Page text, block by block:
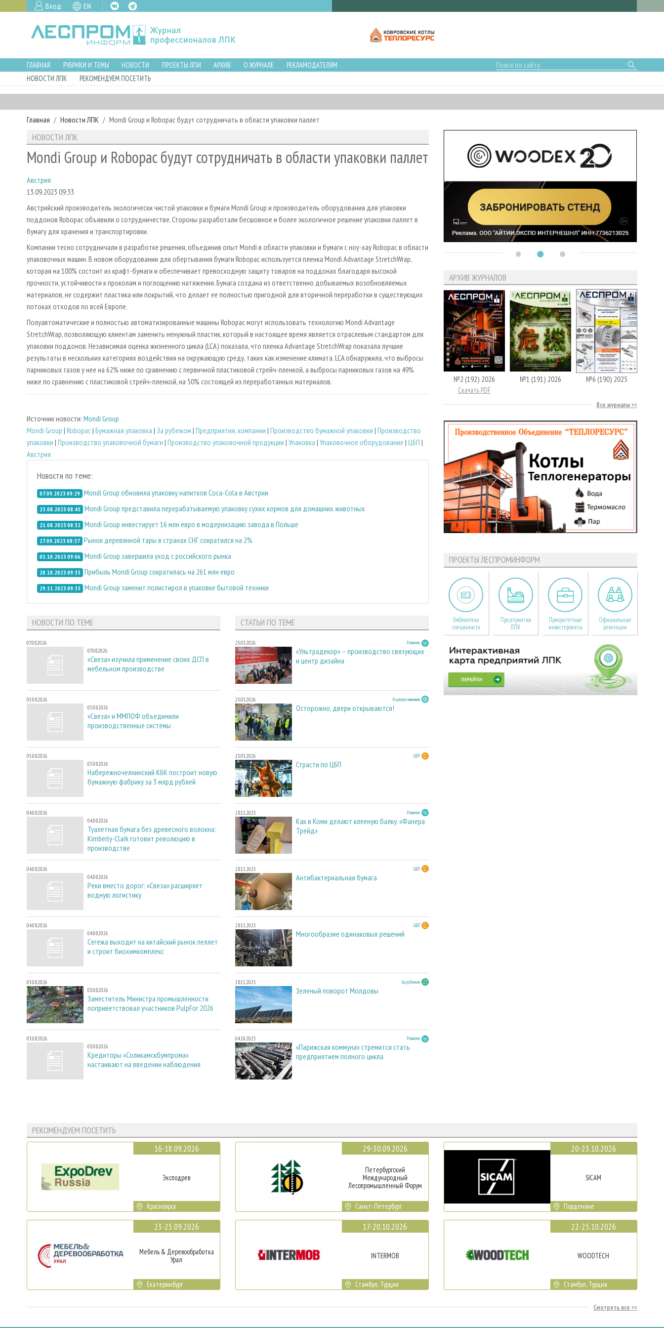
Вход EN
ГЛАВНАЯ РУБРИКИ И ТЕМЫ НОВОСТИ ПРОЕКТЫ ЛПИ АРХИВ О ЖУРНАЛЕ
РЕКЛАМОДАТЕЛЯМ
НОВОСТИ ЛПК
РЕКОМЕНДУЕМ ПОСЕТИТЬ
Главная Новости ЛПК Mondi Group и Robopac будут сотрудничать в области упаковки паллет
НОВОСТИ ЛПК
Mondi Group и Robopac будут сотрудничать в области упаковки паллет
Австрия
13.09.2023 09:33
Австрийский производитель экологически чистой упаковки и бумаги Mondi Group и производитель оборудования для упаковки
поддонов Robopac объявили о сотрудничестве. Стороны разработали бесшовное и более экологичное решение упаковки паллет в
бумагу для хранения и транспортировки.
Компании тесно сотрудничали в разработке решения, объединив опыт Mondi в области упаковки и бумаги с ноу-хау Robopac в области
упаковочных машин. В новом оборудовании для обертывания бумаги Robopac используется пленка Mondi Advantage StretchWrap,
которая на 100% состоит из крафт-бумаги и обеспечивает превосходную защиту товаров на поддонах благодаря высокой
прочности, устойчивости к проколам и поглощению натяжения. Бумага создана из ответственно добываемых возобновляемых
материалов, не содержит пластика или покрытий, что делает ее полностью пригодной для вторичной переработки в существующих
потоках отходов по всей Европе.
Полуавтоматические и полностью автоматизированные машины Robopac могут использовать технологию Mondi Advantage
StretchWrap, позволяющую клиентам заменить ненужный пластик, который в настоящее время является отраслевым стандартом для
упаковки поддонов. Независимая оценка жизненного цикла (LCA) показала, что пленка Advantage StretchWrap показала лучшие
результаты в нескольких категориях воздействия на окружающую среду, таких как изменение климата. LCA обнаружила, что выбросы
парниковых газов у нее на 62% ниже по сравнению с первичной пластиковой стрейч-пленкой, а выбросы парниковых газов на 49%
ниже по сравнению с пластиковой стрейч-пленкой, на 50% состоящей из переработанных материалов.
Источник новости: Mondi Group
Mondi Group | Robopac| Бумажная упаковка | За рубежом | Предприятия, компании | Производство бумажной упаковки | Производство
упаковки | Производство упаковочной бумаги | Производство упаковочной продукции | Упаковка | Упаковочное оборудование | ЦБП |
Австрия
Новости по теме:
07.09.2023 09:29 Mondi Group обновила упаковку напитков Coca-Cola в Австрии
23.08.2023 08:45 Mondi Group представила перерабатываемую упаковку сухих кормов для домашних животных
21.08.2023 08:32 Mondi Group инвестирует 16 млн евро в модернизацию завода в Польше
27.09.2023 08:37 Рынок деревянной тары в странах СНГ сократился на 2%
05.10.2023 09:06 Mondi Group завершила уход с российского рынка
20.10.2023 09:33 Прибыль Mondi Group сократилась на 261 млн евро
29.11.2023 09:33 Mondi Group заменит полистирол в упаковке бытовой техники
НОВОСТИ ПО ТЕМЕ
07.08.2026
07.08.2026
«Свеза» изучила применение своих ДСП в
мебельном производстве
05.08.2026
05.08.2026
«Свеза» и ММПОФ объединили
производственные системы
05.08.2026
05.08.2026
Набережночелнинский КБК построит новую
бумажную фабрику за 3 млрд рублей
04.08.2026
04.08.2026
Туалетная бумага без древесного волокна:
Kimberly-Clark готовит революцию в
производстве
04.08.2026
04.08.2026
Реки вместо дорог: «Свеза» расширяет
водную логистику
04.08.2026
04.08.2026
Сегежа выходит на китайский рынок пеллет
и строит биохимкомплекс
03.08.2026
03.08.2026
Заместитель Министра промышленности
поприветствовал участников PulpFor 2026
03.08.2026
03.08.2026
Кредиторы «Соликамскбумпрома»
настаивают на введении наблюдения
СТАТЬИ ПО ТЕМЕ
23.03.2026 Развитие
«Ультрадекор» – производство связующих
и центр дизайна
23.03.2026 В центре внимания
Осторожно, двери открываются!
23.03.2026 ЦБП
Страсти по ЦБП
28.11.2025 Развитие
Как в Коми делают клееную балку. «Фанера
Трейд»
28.11.2025 ЦБП
Антибактериальная бумага
28.11.2025 ЦБП
Многообразие одинаковых решений
28.11.2025 За рубежом
Зеленый поворот Молдовы
04.10.2025 Развитие
«Парижская коммуна» стремится стать
предприятием полного цикла
АРХИВ ЖУРНАЛОВ
№2 (192) 2026
Скачать PDF
№1 (191) 2026 №6 (190) 2025
Все журналы
ПРОЕКТЫ ЛЕСПРОМИНФОРМ
Библиотека
специалиста
Предприятия
ЛПК
Приоритетные
инвестпроекты
Официальные
делегации
РЕКОМЕНДУЕМ ПОСЕТИТЬ
16-18.09.2026
Эксподрев
Красноярск
23-25.09.2026
Мебель & Деревообработка
Урал
Екатеринбург
29-30.09.2026
Петербургский
Международный
Лесопромышленный Форум
Санкт-Петербург
17-20.10.2026
INTERMOB
Стамбул, Турция
20-23.10.2026
SICAM
Порденоне
22-25.10.2026
WOODTECH
Стамбул, Турция
Смотреть все